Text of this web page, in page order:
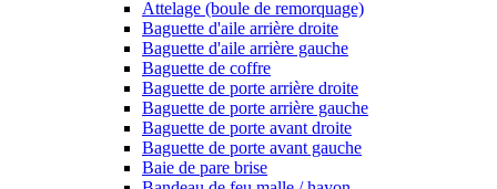
Attelage (boule de remorquage)
Baguette d'aile arrière droite
Baguette d'aile arrière gauche
Baguette de coffre
Baguette de porte arrière droite
Baguette de porte arrière gauche
Baguette de porte avant droite
Baguette de porte avant gauche
Baie de pare brise